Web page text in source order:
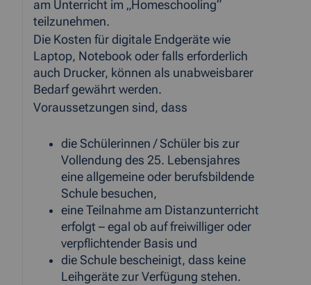
am Unterricht im „Homeschooling“
teilzunehmen.
Die Kosten für digitale Endgeräte wie
Laptop, Notebook oder falls erforderlich
auch Drucker, können als unabweisbarer
Bedarf gewährt werden.
Voraussetzungen sind, dass
die Schülerinnen / Schüler bis zur
Vollendung des 25. Lebensjahres
eine allgemeine oder berufsbildende
Schule besuchen,
eine Teilnahme am Distanzunterricht
erfolgt – egal ob auf freiwilliger oder
verpflichtender Basis und
die Schule bescheinigt, dass keine
Leihgeräte zur Verfügung stehen.